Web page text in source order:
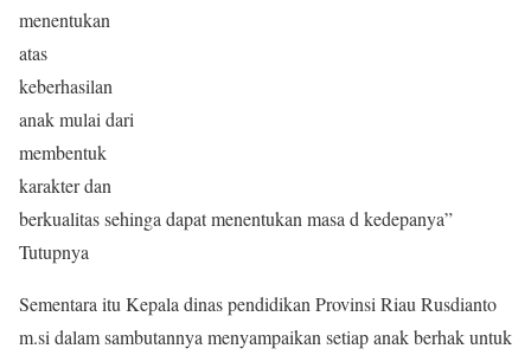
menentukan
atas
keberhasilan
anak mulai dari
membentuk
karakter dan
berkualitas sehinga dapat menentukan masa d kedepanya”
Tutupnya
Sementara itu Kepala dinas pendidikan Provinsi Riau Rusdianto
m.si dalam sambutannya menyampaikan setiap anak berhak untuk